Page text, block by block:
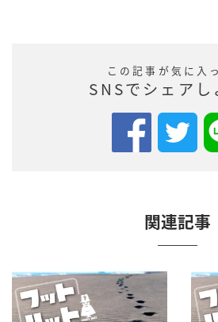
この記事が気に入
SNSでシェアし
関連記事